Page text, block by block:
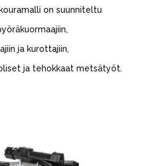
on suunniteltu
ja kurottajiin,
ja tehokkaat metsätyöt.